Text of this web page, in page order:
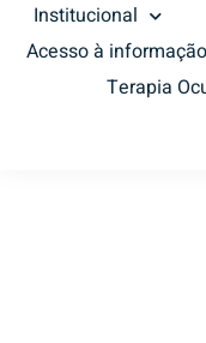
Institucional
Acesso à informação
Terapia